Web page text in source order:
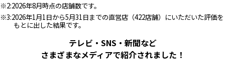
※2:2026年8月時点の店舗数です。
※3:2026年1月1日から5月31日までの直営店（422店舗）にいただいた評価を
もとに出した結果です。
テレビ・SNS・新聞など
さまざまなメディアで紹介されました！